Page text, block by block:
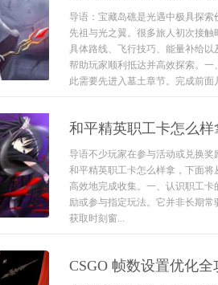
导语：宝藏岛礁是光遇中极具探
先祖与光之翼。很多旅人初次接
具体路线、飞行技巧、能量补给
帮助玩家顺利抵达并高效探索。
此需要先进入墓土章节。完成前面
和平精英职工卡怎么样
导语不少玩家在参与活动或兑换
和平精英职工卡怎么样拿，下面
高效地完成收集。一、认识职工
励或参与指定玩法。它并非长期
获取时刻窗...
CSGO 帧数设置优化全